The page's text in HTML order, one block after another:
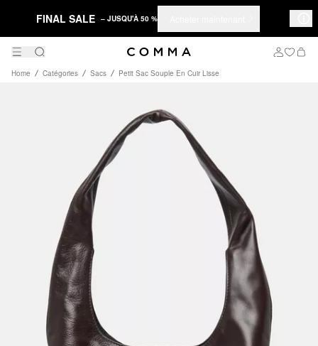
FINAL SALE – JUSQU'À 50 %
Home Catégories Sacs Petit Sac Souple En Cuir Lisse